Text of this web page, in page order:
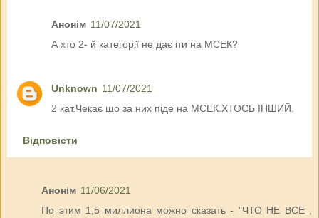
Анонім 11/07/2021
А хто 2- й категорії не дає іти на МСЕК?
Unknown 11/07/2021
2 кат.Чекає що за них піде на МСЕК.ХТОСЬ ІНШИЙ.
Відповісти
Анонім 11/06/2021
По этим 1,5 миллиона можно сказать - "ЧТО НЕ ВСЕ ,